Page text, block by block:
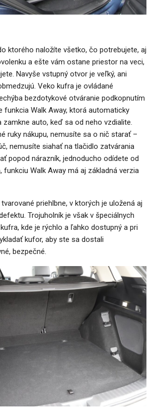
ktorého naložíte všetko, čo potrebujete, aj
a ešte vám ostane priestor na veci,
Navyše vstupný otvor je veľký, ani
Veko kufra je ovládané
bezdotykové otváranie podkopnutím
funkcia Walk Away, ktorá automaticky
zamkne auto, keď sa od neho vzdialite.
ruky nákupu, nemusíte sa o nič starať –
nemusíte siahať na tlačidlo zatvárania
popod nárazník, jednoducho odídete od
funkciu Walk Away má aj základná verzia
priehlbne, v ktorých je uložená aj
Trojuholník je však v špeciálnych
kde je rýchlo a ľahko dostupný a pri
kufor, aby ste sa dostali
bezpečné.